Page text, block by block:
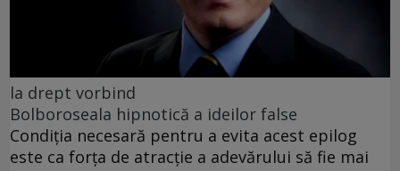
la drept vorbind
Bolboroseala hipnotică a ideilor false
Condiția necesară pentru a evita acest epilog
este ca forța de atracție a adevărului să fie mai